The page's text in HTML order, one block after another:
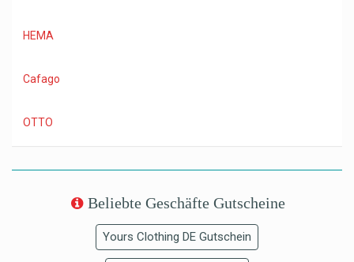
HEMA
Cafago
OTTO
Beliebte Geschäfte Gutscheine
Yours Clothing DE Gutschein